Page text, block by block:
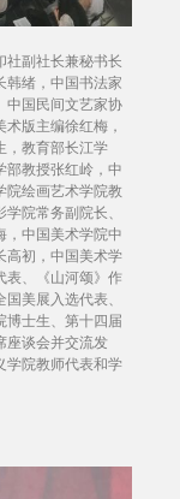
社副社长兼秘书长
韩绪，中国书法家
中国民间文艺家协
版主编徐红梅，
，教育部长江学
部教授张红岭，中
院绘画艺术学院教
院常务副院长、
，中国美术学院中
高初，中国美术学
表、《山河颂》作
美展入选代表、
博士生、第十四届
座谈会并交流发
学院教师代表和学